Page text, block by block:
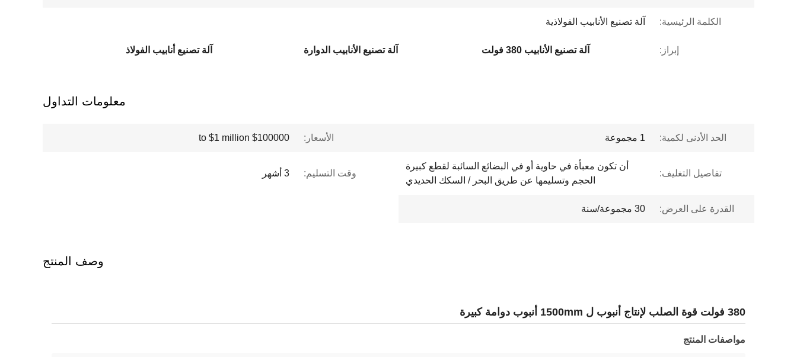
الكلمة الرئيسية: آلة تصنيع الأنابيب الفولاذية
إبراز: آلة تصنيع الأنابيب 380 فولت آلة تصنيع الأنابيب الدوارة آلة تصنيع أنابيب الفولاذ
معلومات التداول
الحد الأدنى لكمية: 1 مجموعة الأسعار: $100000 to $1 million
تفاصيل التغليف:
أن تكون معبأة في حاوية أو في البضائع السائبة لقطع كبيرة
الحجم وتسليمها عن طريق البحر / السكك الحديدي
وقت التسليم: 3 أشهر
القدرة على العرض: 30 مجموعة/سنة
وصف المنتج
380 فولت قوة الصلب لإنتاج أنبوب ل 1500mm أنبوب دوامة كبيرة
مواصفات المنتج